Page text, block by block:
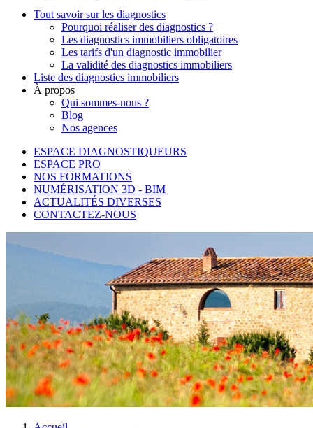
Tout savoir sur les diagnostics
Pourquoi réaliser des diagnostics ?
Les diagnostics immobiliers obligatoires
Les tarifs d'un diagnostic immobilier
La validité des diagnostics immobiliers
Liste des diagnostics immobiliers
À propos
Qui sommes-nous ?
Blog
Nos agences
ESPACE DIAGNOSTIQUEURS
ESPACE PRO
NOS FORMATIONS
NUMÉRISATION 3D - BIM
ACTUALITÉS DIVERSES
CONTACTEZ-NOUS